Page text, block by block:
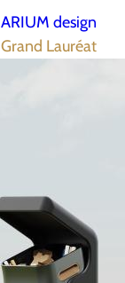
ARIUM design
Grand Lauréat